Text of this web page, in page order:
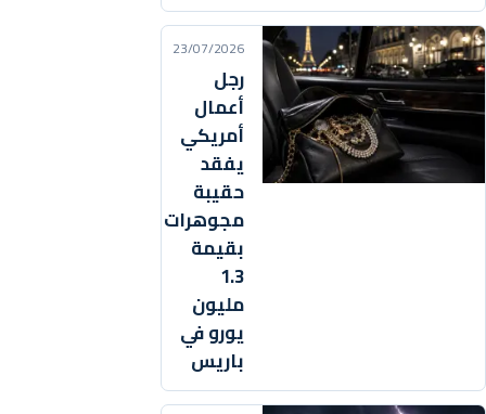
23/07/2026
رجل
أعمال
أمريكي
يفقد
حقيبة
مجوهرات
بقيمة
1.3
مليون
يورو في
باريس